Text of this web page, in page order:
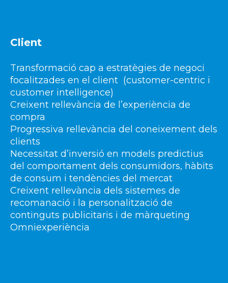
Client
Transformació cap a estratègies de negoci
focalitzades en el client (customer-centric i
customer intelligence)
Creixent rellevància de l’experiència de
compra
Progressiva rellevància del coneixement dels
clients
Necessitat d’inversió en models predictius
del comportament dels consumidors, hàbits
de consum i tendències del mercat
Creixent rellevància dels sistemes de
recomanació i la personalització de
continguts publicitaris i de màrqueting
Omniexperiència